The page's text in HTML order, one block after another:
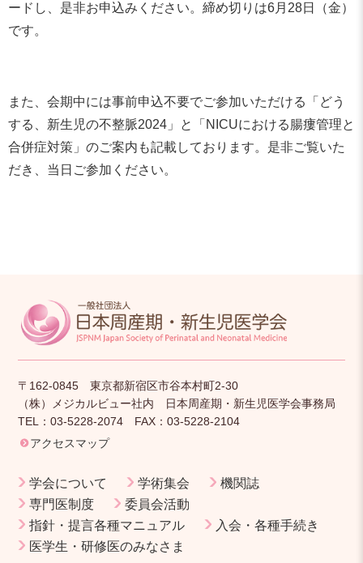
ードし、是非お申込みください。締め切りは6月28日（金）
です。
また、会期中には事前申込不要でご参加いただける「どう
する、新生児の不整脈2024」と「NICUにおける腸瘻管理と
合併症対策」のご案内も記載しております。是非ご覧いた
だき、当日ご参加ください。
〒162-0845 東京都新宿区市谷本村町2-30
（株）メジカルビュー社内 日本周産期・新生児医学会事務局
TEL：03-5228-2074 FAX：03-5228-2104
アクセスマップ
学会について 学術集会
機関誌
専門医制度
委員会活動
指針・提言各種マニュアル
入会・各種手続き
医学生・研修医のみなさま